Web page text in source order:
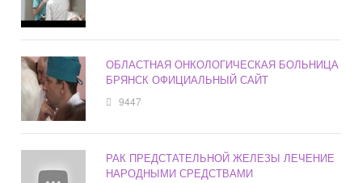
ОБЛАСТНАЯ ОНКОЛОГИЧЕСКАЯ БОЛЬНИЦА
БРЯНСК ОФИЦИАЛЬНЫЙ САЙТ
9447
РАК ПРЕДСТАТЕЛЬНОЙ ЖЕЛЕЗЫ ЛЕЧЕНИЕ
НАРОДНЫМИ СРЕДСТВАМИ